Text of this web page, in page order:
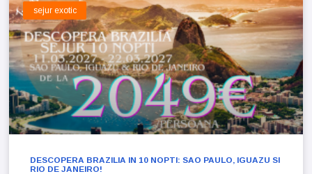
sejur exotic
DESCOPERA BRAZILIA IN 10 NOPTI: SAO PAULO, IGUAZU SI
RIO DE JANEIRO!